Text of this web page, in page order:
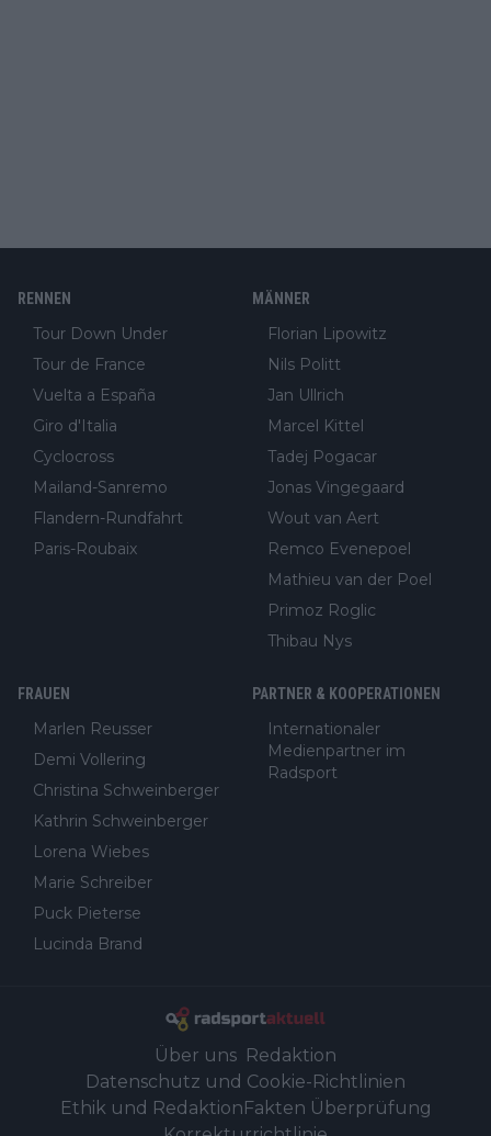
RENNEN
Tour Down Under
Tour de France
Vuelta a España
Giro d'Italia
Cyclocross
Mailand-Sanremo
Flandern-Rundfahrt
Paris-Roubaix
MÄNNER
Florian Lipowitz
Nils Politt
Jan Ullrich
Marcel Kittel
Tadej Pogacar
Jonas Vingegaard
Wout van Aert
Remco Evenepoel
Mathieu van der Poel
Primoz Roglic
Thibau Nys
FRAUEN
Marlen Reusser
Demi Vollering
Christina Schweinberger
Kathrin Schweinberger
Lorena Wiebes
Marie Schreiber
Puck Pieterse
Lucinda Brand
PARTNER & KOOPERATIONEN
Internationaler
Medienpartner im
Radsport
Über uns Redaktion
Datenschutz und Cookie-Richtlinien
Ethik und Redaktion Fakten Überprüfung